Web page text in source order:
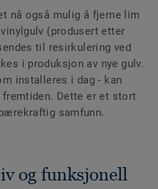
nå også mulig å fjerne lim
(produsert etter
til resirkulering ved
i produksjon av nye gulv.
installeres i dag - kan
Dette er et stort
samfunn.
og funksjonell